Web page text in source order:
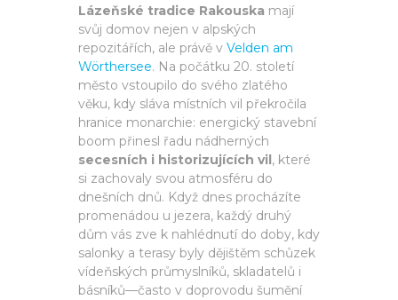
Lázeňské tradice Rakouska mají
svůj domov nejen v alpských
repozitářích, ale právě v Velden am
Wörthersee. Na počátku 20. století
město vstoupilo do svého zlatého
věku, kdy sláva místních vil překročila
hranice monarchie: energický stavební
boom přinesl řadu nádherných
secesních i historizujících vil, které
si zachovaly svou atmosféru do
dnešních dnů. Když dnes procházíte
promenádou u jezera, každý druhý
dům vás zve k nahlédnutí do doby, kdy
salonky a terasy byly dějištěm schůzek
vídeňských průmyslníků, skladatelů i
básníků—často v doprovodu šumění